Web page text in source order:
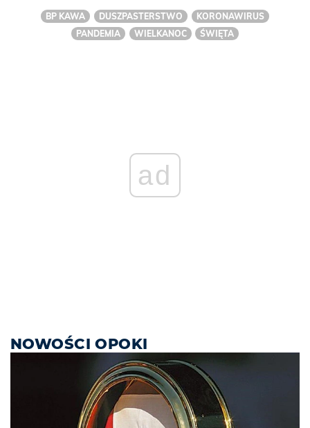
BP KAWA DUSZPASTERSTWO
KORONAWIRUS
PANDEMIA
WIELKANOC ŚWIĘTA
ad
NOWOŚCI OPOKI